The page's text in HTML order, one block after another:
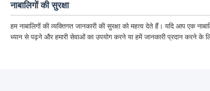
नाबालिगों की सुरक्षा
हम नाबालिगों की व्यक्तिगत जानकारी की सुरक्षा को महत्व देते हैं। यदि आप एक
ध्यान से पढ़ने और हमारी सेवाओं का उपयोग करने या हमें जानकारी प्रदान करने के